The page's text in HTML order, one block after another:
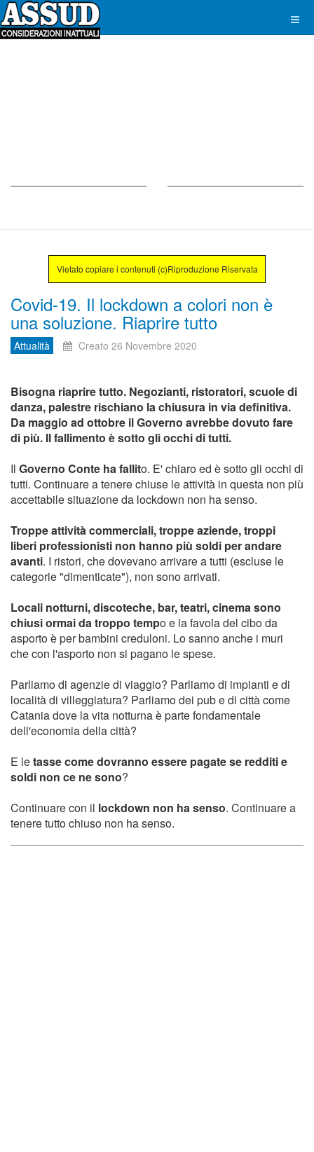
Vietato copiare i contenuti (c)Riproduzione Riservata
Covid-19. Il lockdown a colori non è
una soluzione. Riaprire tutto
Attualità Creato 26 Novembre 2020
Bisogna riaprire tutto. Negozianti, ristoratori, scuole di
danza, palestre rischiano la chiusura in via definitiva.
Da maggio ad ottobre il Governo avrebbe dovuto fare
di più. Il fallimento è sotto gli occhi di tutti.
Il Governo Conte ha fallito. E' chiaro ed è sotto gli occhi di
tutti. Continuare a tenere chiuse le attività in questa non più
accettabile situazione da lockdown non ha senso.
Troppe attività commerciali, troppe aziende, troppi
liberi professionisti non hanno più soldi per andare
avanti. I ristori, che dovevano arrivare a tutti (escluse le
categorie "dimenticate"), non sono arrivati.
Locali notturni, discoteche, bar, teatri, cinema sono
chiusi ormai da troppo tempo e la favola del cibo da
asporto è per bambini creduloni. Lo sanno anche i muri
che con l'asporto non si pagano le spese.
Parliamo di agenzie di viaggio? Parliamo di impianti e di
località di villeggiatura? Parliamo dei pub e di città come
Catania dove la vita notturna è parte fondamentale
dell'economia della città?
E letasse come dovranno essere pagate se redditi e
soldi non ce ne sono?
Continuare con il lockdown non ha senso. Continuare a
tenere tutto chiuso non ha senso.